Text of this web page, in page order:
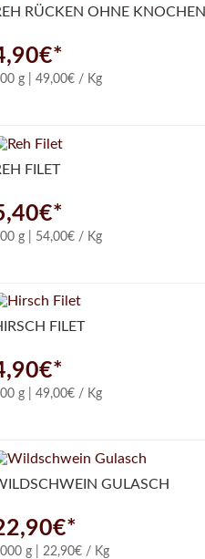
RÜCKEN OHNE KNOCHEN
g | 49,00€ / Kg
FILET
g | 54,00€ / Kg
FILET
g | 49,00€ / Kg
GULASCH
g | 22,90€ / Kg